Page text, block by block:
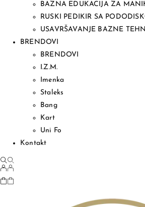
BAZNA EDUKACIJA ZA
RUSKI PEDIKIR SA
USAVRŠAVANJE BAZNE
BRENDOVI
BRENDOVI
I.Z.M.
Imenka
Staleks
Bang
Kart
Uni Fo
Kontakt